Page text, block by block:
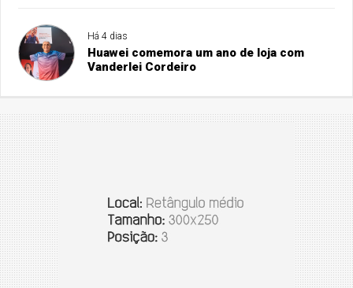
Há 4 dias
Huawei comemora um ano de loja com
Vanderlei Cordeiro